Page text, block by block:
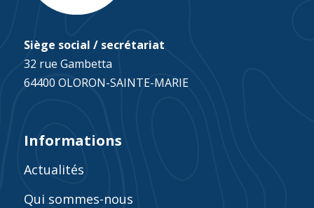
Siège social / secrétariat
32 rue Gambetta
64400 OLORON-SAINTE-MARIE
Informations
Actualités
Qui sommes-nous